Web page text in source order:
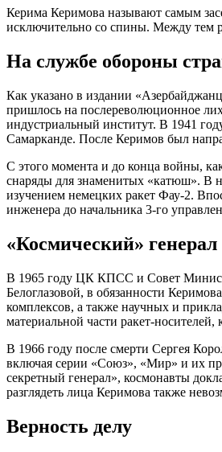
Керима Керимова называют самым
исключительно со спины. Между тем
На службе обороны
Как указано в издании
пришлось на послереволюционное
индустриальный институт. В 1941
Самарканде. После Керимов был
С этого момента и до конца войны,
снаряды для знаменитых «катюш». В
изучением немецких ракет Фау-2.
инженера до начальника 3-го
«Космический» генерал
В 1965 году ЦК КПСС и Совет
Белоглазовой, в обязанности
комплексов, а также научных и
материальной части ракет-
В 1966 году после смерти Сергея
включая серии «Союз», «Мир» и их
секретный генерал», космонавты
разглядеть лица Керимова также
Верность делу